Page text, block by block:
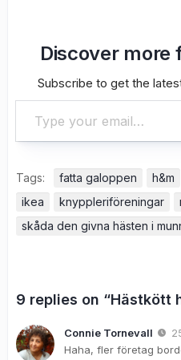
Discover more
Subscribe to get the
Type your email…
Tags: fatta galoppen h&m
ikea
knyppleriföreningar
skåda den givna hästen i
9 replies on “Hästkött
Connie Tornevall
Haha, fler företag